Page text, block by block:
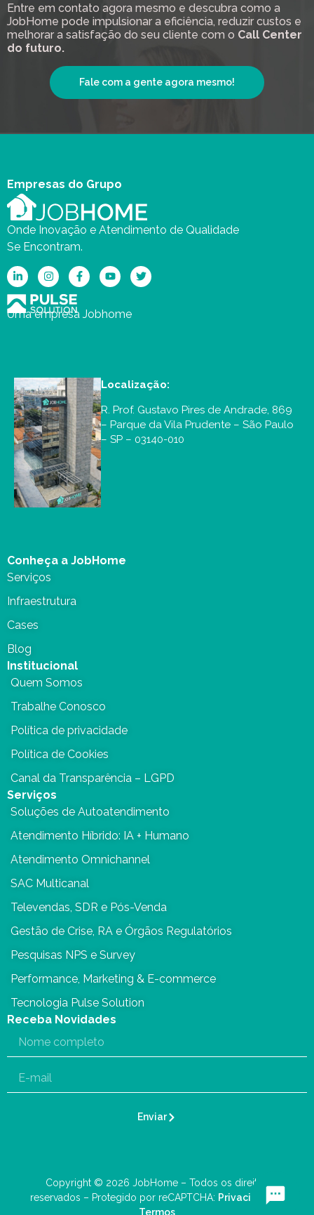
Entre em contato agora mesmo e descubra como a
JobHome pode impulsionar a eficiência, reduzir custos e
melhorar a satisfação do seu cliente com o Call Center
do futuro.
Fale com a gente agora mesmo!
Empresas do Grupo
Onde Inovação e Atendimento de Qualidade
Se Encontram.
Uma empresa Jobhome
Localização:
R. Prof. Gustavo Pires de Andrade, 869
– Parque da Vila Prudente – São Paulo
– SP – 03140-010
Conheça a JobHome
Serviços
Infraestrutura
Cases
Blog
Institucional
Quem Somos
Trabalhe Conosco
Política de privacidade
Política de Cookies
Canal da Transparência – LGPD
Serviços
Soluções de Autoatendimento
Atendimento Híbrido: IA + Humano
Atendimento Omnichannel
SAC Multicanal
Televendas, SDR e Pós-Venda
Gestão de Crise, RA e Órgãos Regulatórios
Pesquisas NPS e Survey
Performance, Marketing & E-commerce
Tecnologia Pulse Solution
Receba Novidades
Enviar
Copyright © 2026 JobHome – Todos os direitos
reservados – Protegido por reCAPTCHA: Privacidade–
Termos